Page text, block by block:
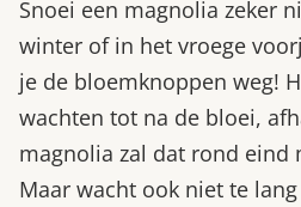
Snoei een magnolia zeker
winter of in het vroege
je de bloemknoppen weg!
wachten tot na de bloei,
magnolia zal dat rond eind
Maar wacht ook niet te